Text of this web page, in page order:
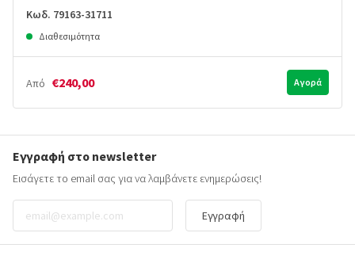
Κωδ. 79163-31711
Διαθεσιμότητα
Από €240,00 Αγορά
Εγγραφή στο newsletter
Εισάγετε το email σας για να λαμβάνετε ενημερώσεις!
Εγγραφή